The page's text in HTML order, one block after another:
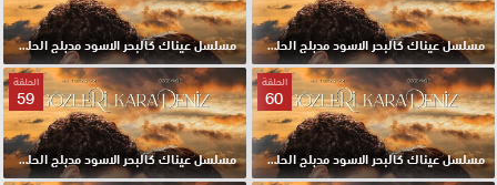
مسلسل عيناك كالبحر الاسود مدبلج الحلقة 62 HD مسلسل عيناك كالبحر الاسود مدبلج الحلقة 61 HD
الحلقة
60
مسلسل عيناك كالبحر الاسود مدبلج الحلقة 60 HD
الحلقة
59
مسلسل عيناك كالبحر الاسود مدبلج الحلقة 59 HD